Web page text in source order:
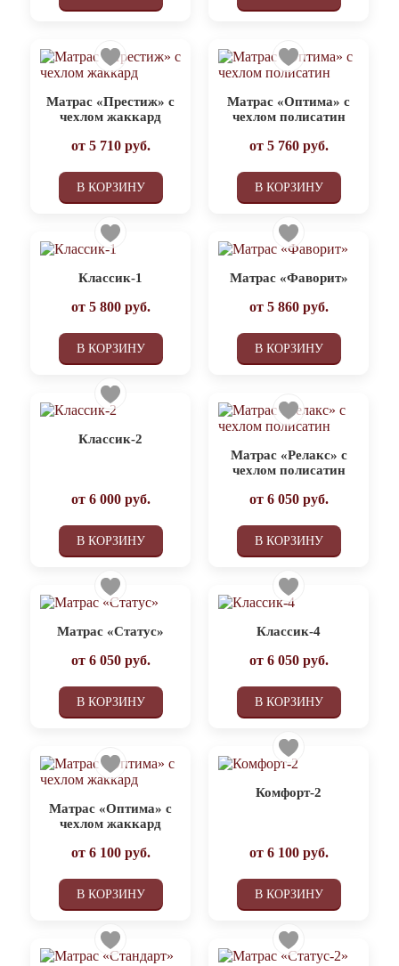
Матрас «Престиж» с
чехлом жаккард
от 5 710руб.
В КОРЗИНУ
Матрас «Оптима» с
чехлом полисатин
от 5 760руб.
В КОРЗИНУ
Классик-1
от 5 800руб.
В КОРЗИНУ
Матрас «Фаворит»
от 5 860руб.
В КОРЗИНУ
Классик-2
от 6 000руб.
В КОРЗИНУ
Матрас «Релакс» с
чехлом полисатин
от 6 050руб.
В КОРЗИНУ
Матрас «Статус»
от 6 050руб.
В КОРЗИНУ
Классик-4
от 6 050руб.
В КОРЗИНУ
Матрас «Оптима» с
чехлом жаккард
от 6 100руб.
В КОРЗИНУ
Комфорт-2
от 6 100руб.
В КОРЗИНУ